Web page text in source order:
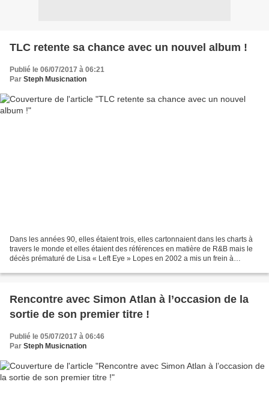
TLC retente sa chance avec un nouvel album !
Publié le 06/07/2017 à 06:21
Par Steph Musicnation
Dans les années 90, elles étaient trois, elles cartonnaient dans les charts à
travers le monde et elles étaient des références en matière de R&B mais le
décès prématuré de Lisa « Left Eye » Lopes en 2002 a mis un frein à
Rencontre avec Simon Atlan à l’occasion de la
sortie de son premier titre !
Publié le 05/07/2017 à 06:46
Par Steph Musicnation